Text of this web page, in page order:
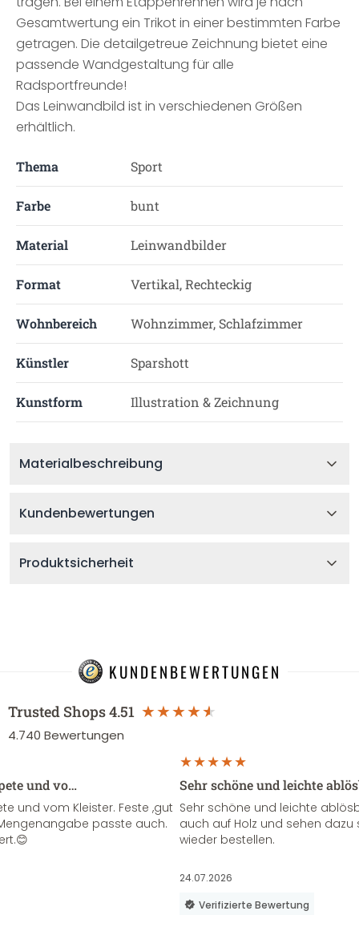
Gesamtwertung ein Trikot in einer bestimmten Farbe
getragen. Die detailgetreue Zeichnung bietet eine
passende Wandgestaltung für alle
Radsportfreunde!
Das Leinwandbild ist in verschiedenen Größen
erhältlich.
Thema Sport
Farbe bunt
Material Leinwandbilder
Format Vertikal, Rechteckig
Wohnbereich Wohnzimmer, Schlafzimmer
Künstler Sparshott
Kunstform Illustration & Zeichnung
Materialbeschreibung
Kundenbewertungen
Produktsicherheit
KUNDENBEWERTUNGEN
Trusted Shops4.51
4.740 Bewertungen
und vo…
und vom Kleister. Feste ,gut
passte auch.
Sehr schöne und leichte
Sehr schöne und leichte
auch auf Holz und sehen
wieder bestellen.
24.07.2026
Verifizierte Bewertung